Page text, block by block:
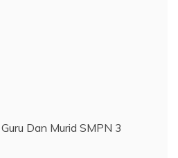
Dan Murid SMPN 3